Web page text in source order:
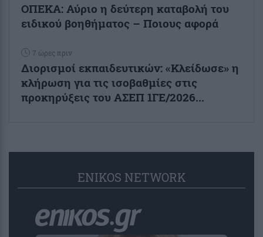
ΟΠΕΚΑ: Αύριο η δεύτερη καταβολή του
ειδικού βοηθήματος – Ποιους αφορά
7 ώρες πριν
Διορισμοί εκπαιδευτικών: «Κλείδωσε» η
κλήρωση για τις ισοβαθμίες στις
προκηρύξεις του ΑΣΕΠ 1ΓΕ/2026...
ENIKOS NETWORK